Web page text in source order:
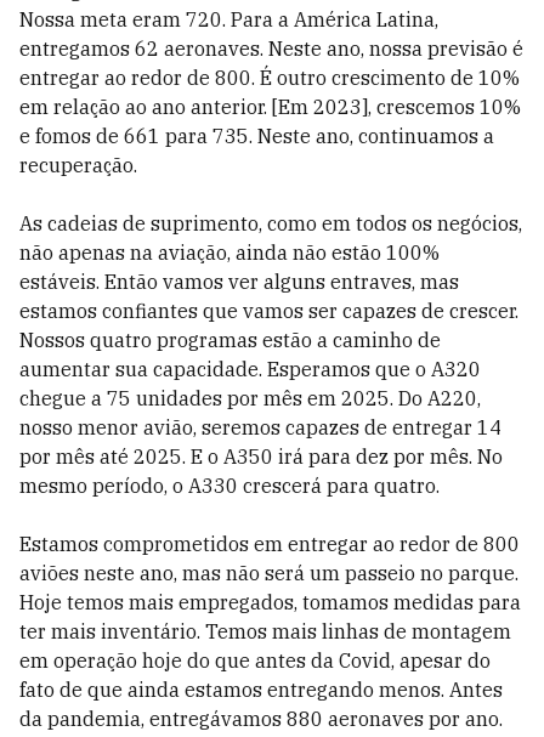
Nossa meta eram 720. Para a América Latina,
entregamos 62 aeronaves. Neste ano, nossa previsão é
entregar ao redor de 800. É outro crescimento de 10%
em relação ao ano anterior. [Em 2023], crescemos 10%
e fomos de 661 para 735. Neste ano, continuamos a
recuperação.
As cadeias de suprimento, como em todos os negócios,
não apenas na aviação, ainda não estão 100%
estáveis. Então vamos ver alguns entraves, mas
estamos confiantes que vamos ser capazes de crescer.
Nossos quatro programas estão a caminho de
aumentar sua capacidade. Esperamos que o A320
chegue a 75 unidades por mês em 2025. Do A220,
nosso menor avião, seremos capazes de entregar 14
por mês até 2025. E o A350 irá para dez por mês. No
mesmo período, o A330 crescerá para quatro.
Estamos comprometidos em entregar ao redor de 800
aviões neste ano, mas não será um passeio no parque.
Hoje temos mais empregados, tomamos medidas para
ter mais inventário. Temos mais linhas de montagem
em operação hoje do que antes da Covid, apesar do
fato de que ainda estamos entregando menos. Antes
da pandemia, entregávamos 880 aeronaves por ano.